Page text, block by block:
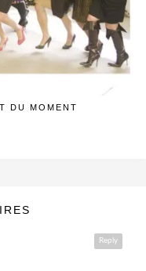
DU MOMENT
Reply